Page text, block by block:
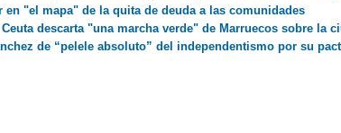
en "el mapa" de la quita de deuda a las comunidades
descarta "una marcha verde" de Marruecos sobre la
de “pelele absoluto” del independentismo por su